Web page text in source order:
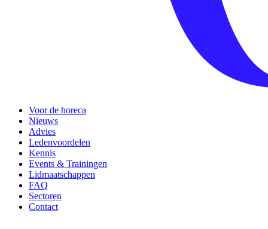
Voor de horeca
Nieuws
Advies
Ledenvoordelen
Kennis
Events & Trainingen
Lidmaatschappen
FAQ
Sectoren
Contact